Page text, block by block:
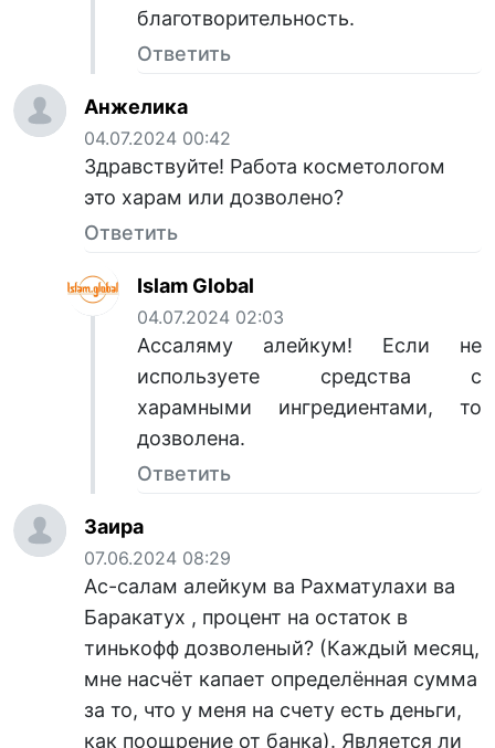
благотворительность.
Ответить
Анжелика
04.07.2024 00:42
Здравствуйте! Работа косметологом
это харам или дозволено?
Ответить
Islam Global
04.07.2024 02:03
Ассаляму алейкум! Если не
используете средства с
харамными ингредиентами, то
дозволена.
Ответить
Заира
07.06.2024 08:29
Ас-салам алейкум ва Рахматулахи ва
Баракатух , процент на остаток в
тинькофф дозволеный? (Каждый месяц,
мне насчёт капает определённая сумма
за то, что у меня на счету есть деньги,
как поощрение от банка). Является ли